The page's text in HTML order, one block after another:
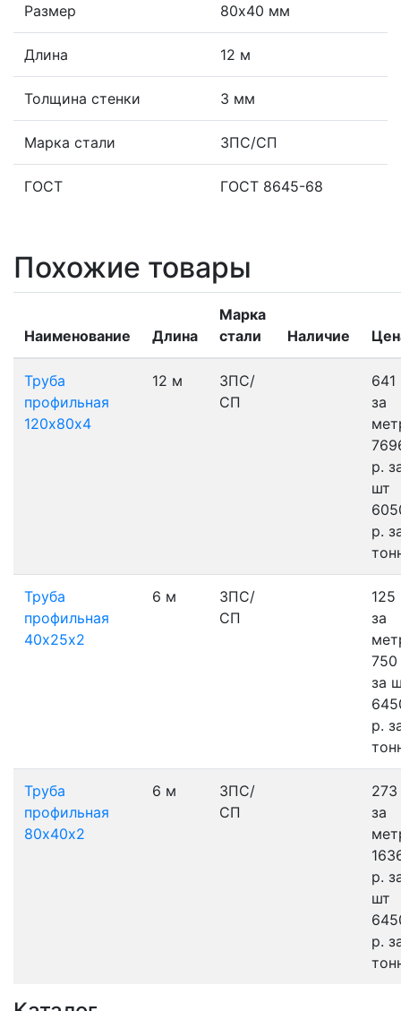
Размер
80х40 мм
Длина 12 м
Толщина стенки 3 мм
Марка стали 3ПС/СП
ГОСТ ГОСТ 8645-68
Похожие товары
Наименование Длина
Марка
стали
Наличие
Труба
профильная
120х80х4
12 м
3ПС/
СП
641
за
р.
шт
р.
Труба
профильная
40х25х2
6 м
3ПС/
СП
125
за
750
за
р.
Труба
профильная
80х40х2
6 м
3ПС/
СП
273
за
р.
шт
р.